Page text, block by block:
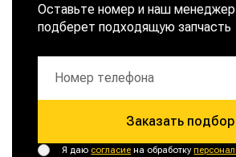
Оставьте номер и наш
подберет подходящую запчасть
Заказать подбор
Я даю согласие на обработку